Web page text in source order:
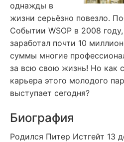
однажды в
жизни серьёзно повезло.
Событии WSOP в 2008
заработал почти 10
суммы многие
за всю свою жизнь! Но как
карьера этого молодого
выступает сегодня?
Биография
Родился Питер Истгейт 13